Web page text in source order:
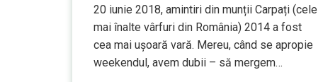
20 iunie 2018, amintiri din munții Carpați (cele
mai înalte vârfuri din România) 2014 a fost
cea mai ușoară vară. Mereu, când se apropie
weekendul, avem dubii – să mergem…